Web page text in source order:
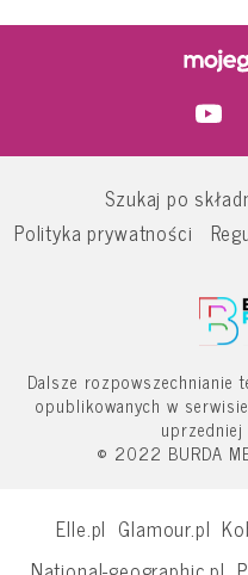
Szukaj po
Polityka prywatności
Dalsze rozpowszechnianie
opublikowanych w
uprzedniej
© 2022 BURDA
Elle.pl Glamour.pl